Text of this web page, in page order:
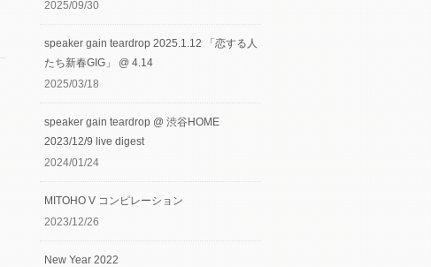
2025/09/30
speaker gain teardrop 2025.1.12 「恋する人
たち新春GIG」 @ 4.14
2025/03/18
speaker gain teardrop @ 渋谷HOME
2023/12/9 live digest
2024/01/24
MITOHO V コンピレーション
2023/12/26
New Year 2022